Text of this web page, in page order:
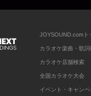
JOYSOUND.comト
カラオケ楽曲・歌
カラオケ店舗検索
全国カラオケ大会
イベント・キャンペ